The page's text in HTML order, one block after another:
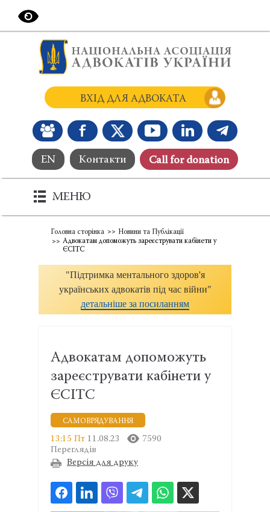
EN Контакти Сall for donation
ВХІД ДЛЯ АДВОКАТА
МЕНЮ
Головна сторінка
Новини та Публікації
Адвокатам допоможуть зареєструвати кабінети у
ЄСІТС
"Підтримка ментального здоров'я
українських адвокатів під час війни"
детальніше за посиланням
Адвокатам допоможуть
зареєструвати кабінети у
ЄСІТС
САМОВРЯДУВАННЯ
13:15 Пт 11.08.23
7590
Переглядів
Версія для друку